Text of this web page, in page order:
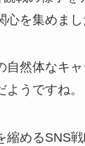
を集めまし
自然体なキ
うですね。
縮めるSNS